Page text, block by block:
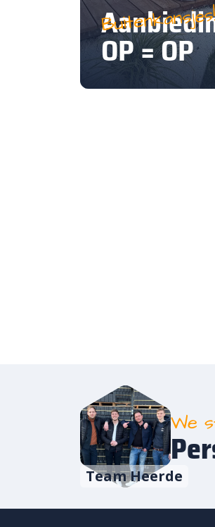
OP = OP
Team Heerde
We